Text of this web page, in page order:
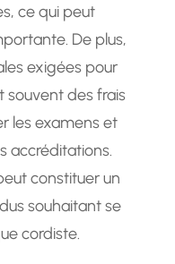
ce qui peut
De plus,
exigées pour
souvent des frais
les examens et
accréditations.
constituer un
souhaitant se
cordiste.